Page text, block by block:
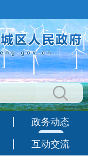
政务动态
互动交流